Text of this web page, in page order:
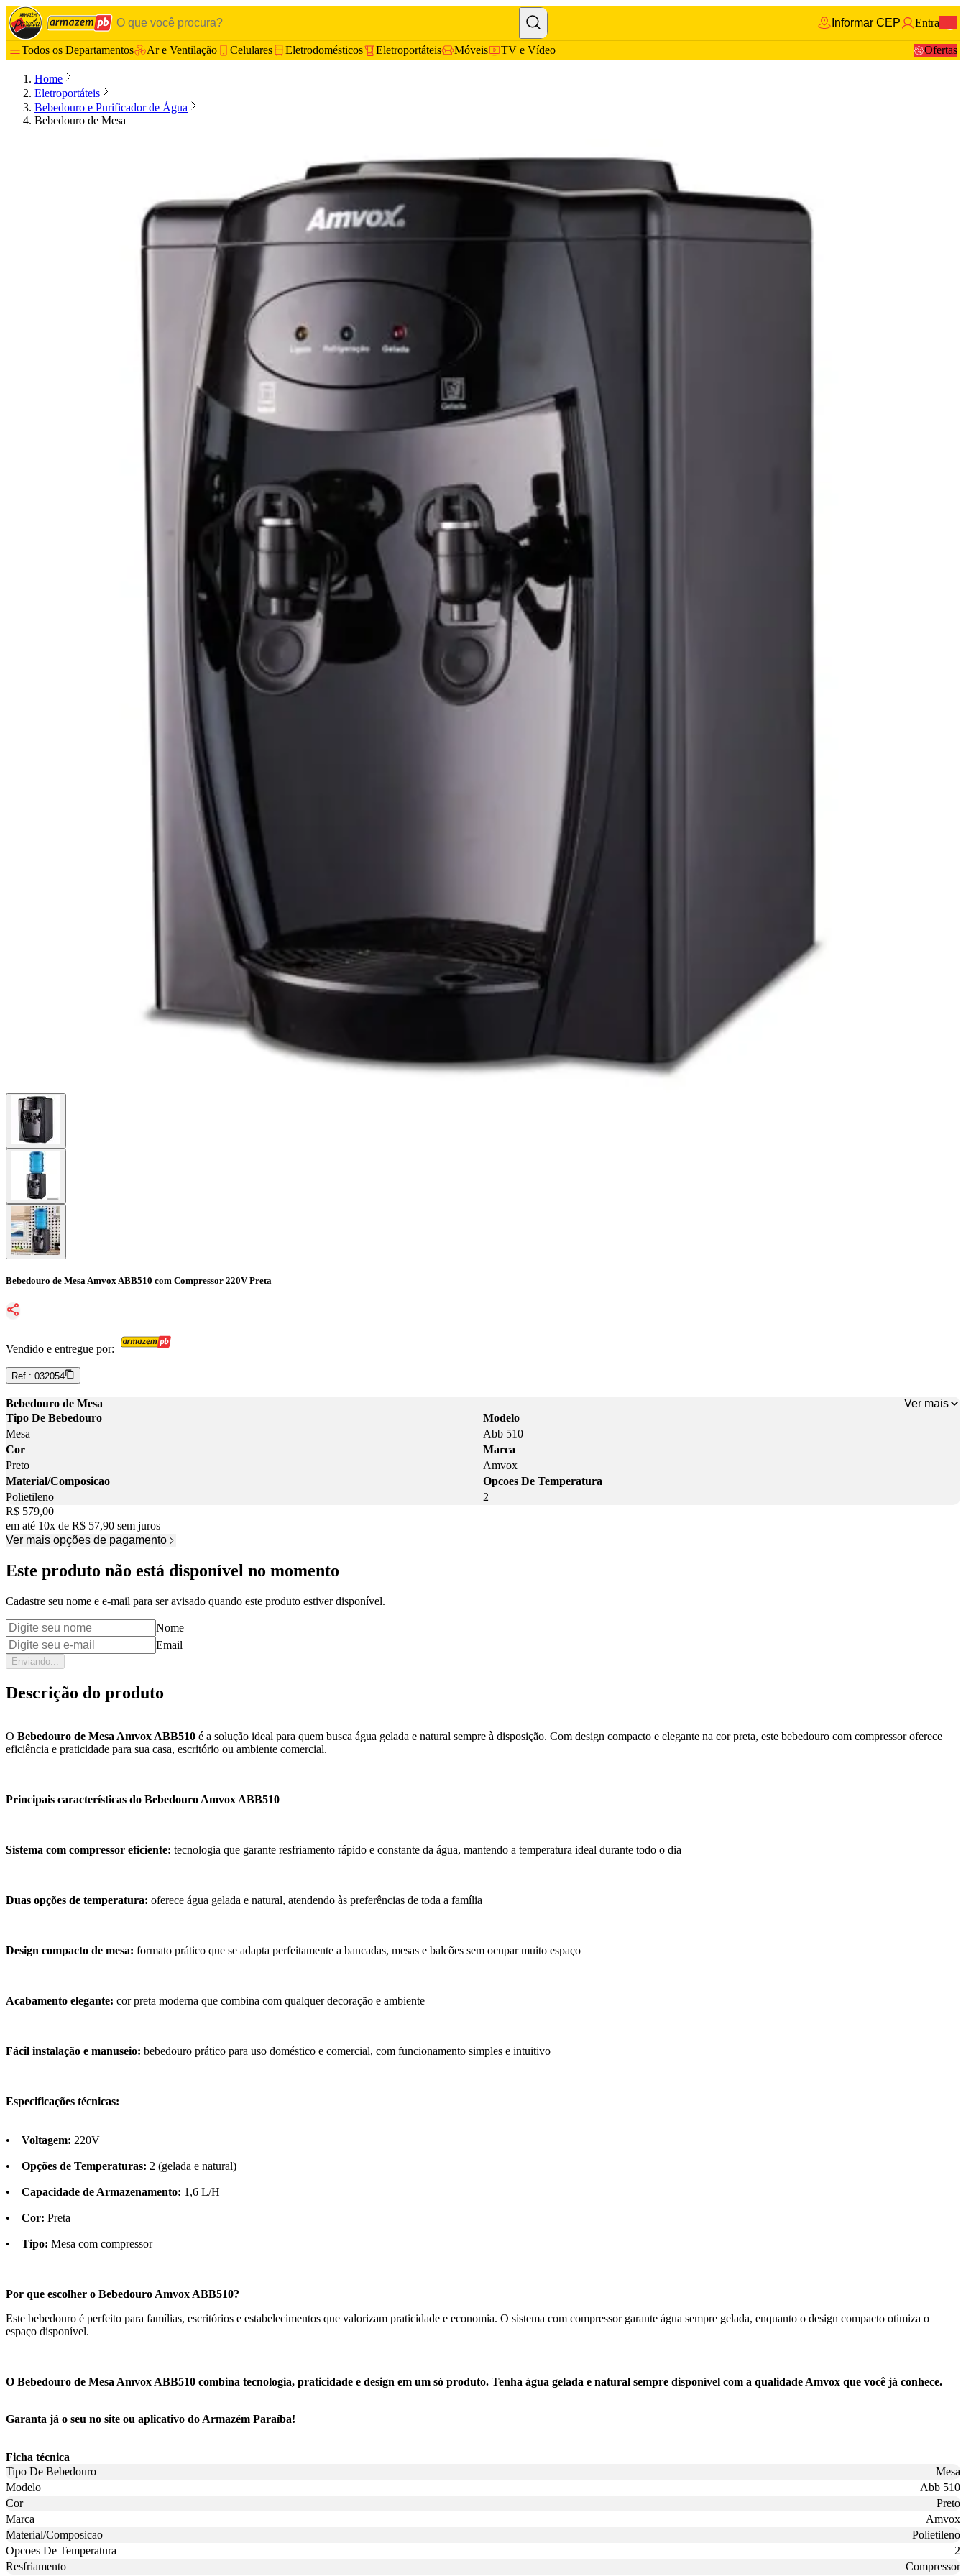
Informar CEP Entrar
Todos os Departamentos Ar e Ventilação Celulares Eletrodomésticos Eletroportáteis Móveis TV e Vídeo Ofertas
Home
Eletroportáteis
Bebedouro e Purificador de Água
Bebedouro de Mesa
Bebedouro de Mesa Amvox ABB510 com Compressor 220V Preta
Vendido e entregue por:
Ref.: 032054
Bebedouro de Mesa
Ver mais
Tipo De Bebedouro
Mesa
Modelo
Abb 510
Cor
Preto
Marca
Amvox
Material/Composicao
Polietileno
Opcoes De Temperatura
2
Price:
R$ 579,00
em até 10x de R$ 57,90 sem juros
Ver mais opções de pagamento
Este produto não está disponível no momento
Cadastre seu nome e e-mail para ser avisado quando este produto estiver disponível.
Nome
Email
Enviando...
Descrição do produto
O Bebedouro de Mesa Amvox ABB510 é a solução ideal para quem busca água gelada e natural sempre à disposição. Com design compacto e elegante na cor preta, este bebedouro com compressor oferece
eficiência e praticidade para sua casa, escritório ou ambiente comercial.
Principais características do Bebedouro Amvox ABB510
Sistema com compressor eficiente: tecnologia que garante resfriamento rápido e constante da água, mantendo a temperatura ideal durante todo o dia
Duas opções de temperatura: oferece água gelada e natural, atendendo às preferências de toda a família
Design compacto de mesa: formato prático que se adapta perfeitamente a bancadas, mesas e balcões sem ocupar muito espaço
Acabamento elegante: cor preta moderna que combina com qualquer decoração e ambiente
Fácil instalação e manuseio: bebedouro prático para uso doméstico e comercial, com funcionamento simples e intuitivo
Especificações técnicas:
• Voltagem: 220V
• Opções de Temperaturas: 2 (gelada e natural)
• Capacidade de Armazenamento: 1,6 L/H
• Cor: Preta
• Tipo: Mesa com compressor
Por que escolher o Bebedouro Amvox ABB510?
Este bebedouro é perfeito para famílias, escritórios e estabelecimentos que valorizam praticidade e economia. O sistema com compressor garante água sempre gelada, enquanto o design compacto otimiza o
espaço disponível.
O Bebedouro de Mesa Amvox ABB510 combina tecnologia, praticidade e design em um só produto. Tenha água gelada e natural sempre disponível com a qualidade Amvox que você já conhece.
Garanta já o seu no site ou aplicativo do Armazém Paraíba!
Ficha técnica
Tipo De Bebedouro
Mesa
Modelo
Abb 510
Cor
Preto
Marca
Amvox
Material/Composicao
Polietileno
Opcoes De Temperatura
2
Resfriamento
Compressor